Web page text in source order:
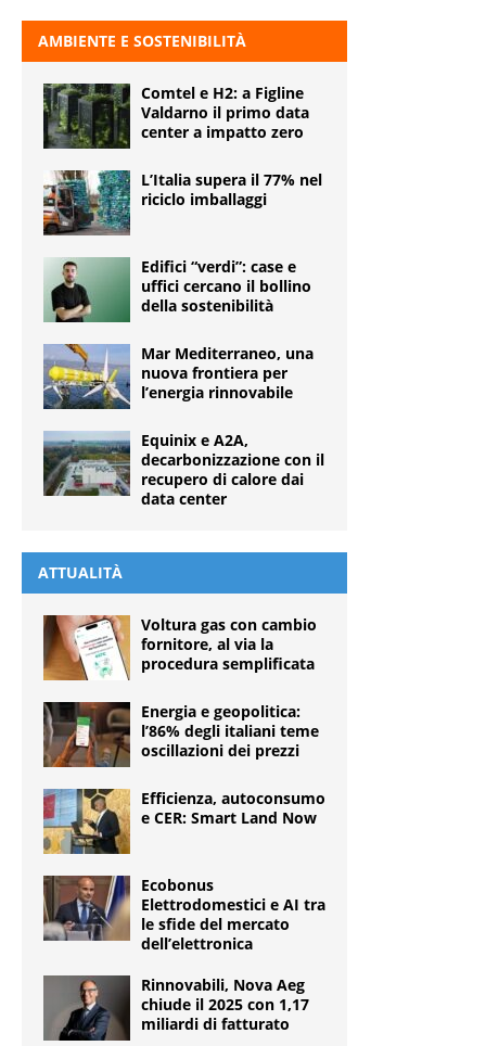
AMBIENTE E SOSTENIBILITÀ
Comtel e H2: a Figline
Valdarno il primo data
center a impatto zero
L’Italia supera il 77% nel
riciclo imballaggi
Edifici “verdi”: case e
uffici cercano il bollino
della sostenibilità
Mar Mediterraneo, una
nuova frontiera per
l’energia rinnovabile
Equinix e A2A,
decarbonizzazione con il
recupero di calore dai
data center
ATTUALITÀ
Voltura gas con cambio
fornitore, al via la
procedura semplificata
Energia e geopolitica:
l’86% degli italiani teme
oscillazioni dei prezzi
Efficienza, autoconsumo
e CER: Smart Land Now
Ecobonus
Elettrodomestici e AI tra
le sfide del mercato
dell’elettronica
Rinnovabili, Nova Aeg
chiude il 2025 con 1,17
miliardi di fatturato